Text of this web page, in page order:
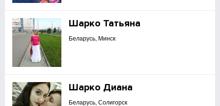
Шарко Татьяна
Беларусь, Минск
Шарко Диана
Беларусь, Солигорск